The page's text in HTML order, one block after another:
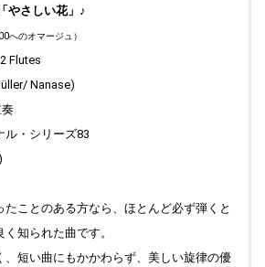
" 写真のキャプションをアップ
から" も更新しています。
(Prague) " 写真を更新しました。
完了しました。
中です。今までの♪降りつもる秋 は、
楽曲への思い (3)コーナー）に引っ越
「やさしい花」 ♪
のオマージュ）
Flutes
Nanase)
・シリーズ83
たことのある方なら、ほとんど必ず弾くと
知られた曲です。
、短い曲にもかかわらず、美しい旋律の優